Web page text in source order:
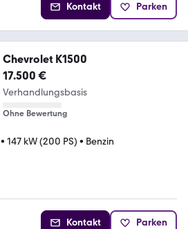
Kontakt Parken
Chevrolet K1500
17.500 €
Verhandlungsbasis
Ohne Bewertung
• 147 kW (200 PS) • Benzin
Kontakt Parken